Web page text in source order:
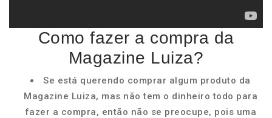
Como fazer a compra da
Magazine Luiza?
Se está querendo comprar algum produto da
Magazine Luiza, mas não tem o dinheiro todo para
fazer a compra, então não se preocupe, pois uma